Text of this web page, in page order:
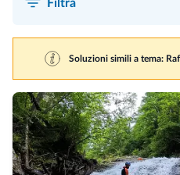
Filtra
Soluzioni simili a tema: